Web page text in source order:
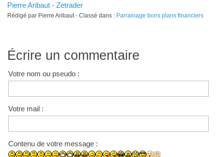
Pierre Aribaut - Zetrader
Rédigé par Pierre Aribaut - Classé dans : Parrainage bons plans financiers
Écrire un commentaire
Votre nom ou pseudo :
Votre mail :
Contenu de votre message :